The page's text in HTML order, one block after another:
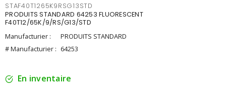
STAF40T1265K9RSG13STD
PRODUITS STANDARD 64253 FLUORESCENT
F40T12/65K/9/RS/G13/STD
Manufacturier :
PRODUITS STANDARD
# Manufacturier : 64253
En inventaire